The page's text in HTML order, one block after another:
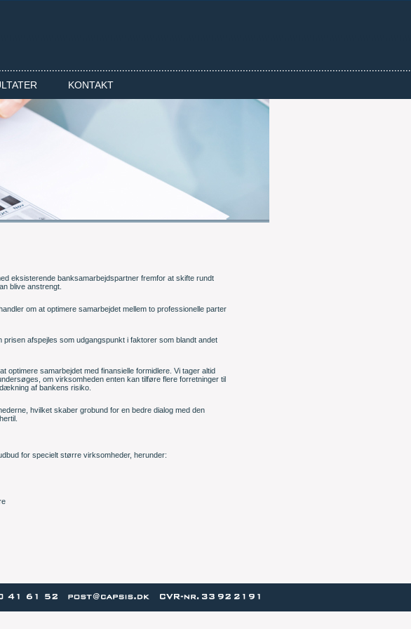
KONTAKT
eksisterende banksamarbejdspartner fremfor at skifte rundt
blive anstrengt.
om at optimere samarbejdet mellem to professionelle parter
afspejles som udgangspunkt i faktorer som blandt andet
optimere samarbejdet med finansielle formidlere. Vi tager altid
om virksomheden enten kan tilføre flere forretninger til
af bankens risiko.
hvilket skaber grobund for en bedre dialog med den
for specielt større virksomheder, herunder: